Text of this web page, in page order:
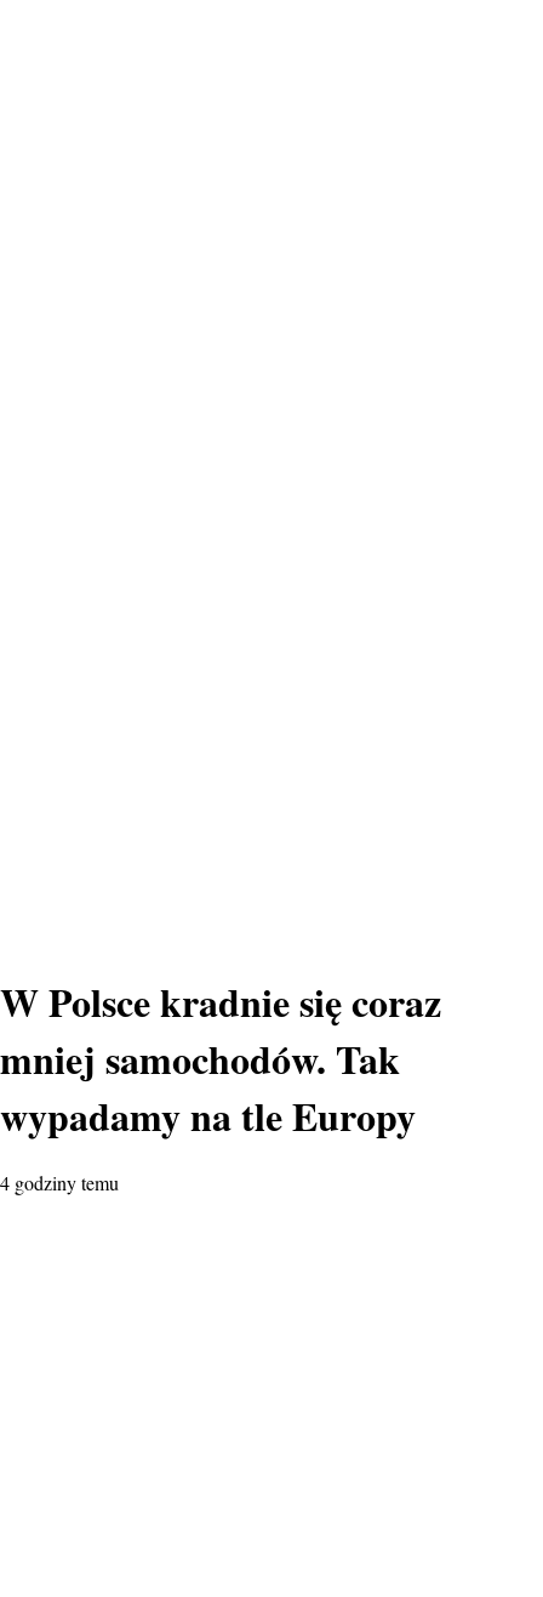
W Polsce kradnie się coraz
mniej samochodów. Tak
wypadamy na tle Europy
4 godziny temu